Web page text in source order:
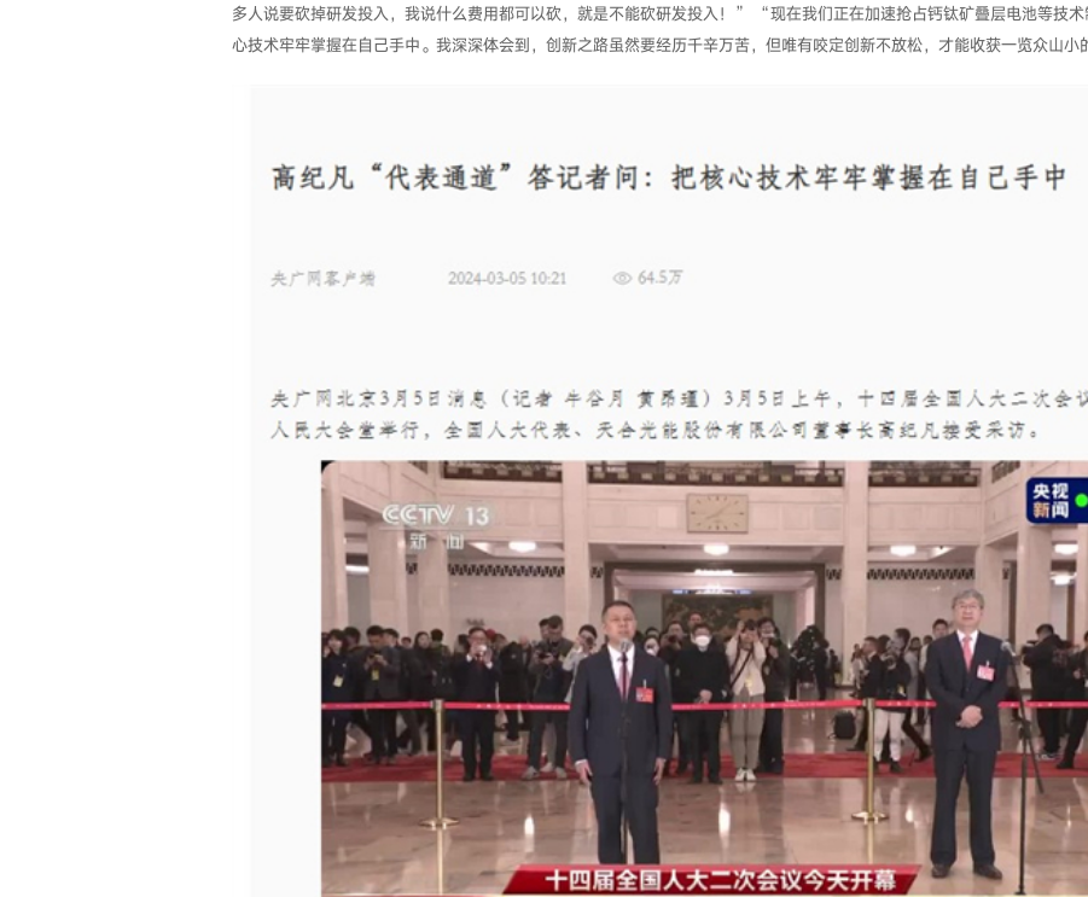
多人说要砍掉研发投入，我说什么费用都可以砍，就是不能砍研发投入！” “现在我们正在加速抢占钙钛矿叠层电池等技
心技术牢牢掌握在自己手中。我深深体会到，创新之路虽然要经历千辛万苦，但唯有咬定创新不放松，才能收获一览众山小